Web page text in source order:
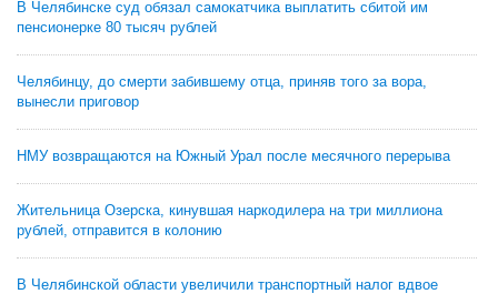
В Челябинске суд обязал самокатчика выплатить сбитой им
пенсионерке 80 тысяч рублей
Челябинцу, до смерти забившему отца, приняв того за вора,
вынесли приговор
НМУ возвращаются на Южный Урал после месячного перерыва
Жительница Озерска, кинувшая наркодилера на три миллиона
рублей, отправится в колонию
В Челябинской области увеличили транспортный налог вдвое